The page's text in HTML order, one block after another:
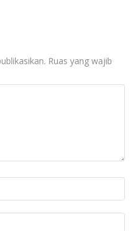
Ruas yang wajib